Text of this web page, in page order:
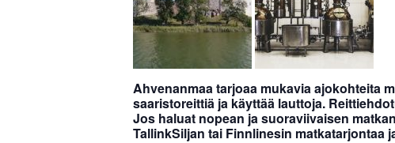
Ahvenanmaa tarjoaa mukavia ajokohteita
saaristoreittiä ja käyttää lauttoja.
Jos haluat nopean ja suoraviivaisen
TallinkSiljan tai Finnlinesin matkatarjontaa